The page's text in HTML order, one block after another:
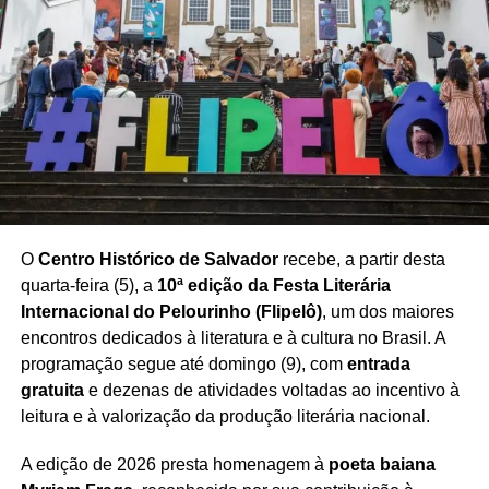
O seminário também destacou a importância da
capacitação profissional para acompanhar as novas
demandas do mercado e utilizar a tecnologia como aliada
na construção de estratégias mais eficientes de
negociação e atendimento.
Com a realização do encontro,Salvador se consolida
como espaço de debate sobre inovação e tendências
para o mercado imobiliário baiano
profissionais e empresas em torno dos desafios e
oportunidades trazidos pela transformação digital.
Redação Saiba+
O Centro Histórico de Salvadorrecebe, a partir desta
quarta-feira (5), a 10ª edição da Festa Literária
Internacional do Pelourinho (Flipelô), um dos maiores
encontros dedicados à literatura e à cultura no Brasil. A
programação segue até domingo (9), com entrada
gratuitae dezenas de atividades voltadas ao incentivo à
leitura e à valorização da produção literária nacional.
A edição de 2026 presta homenagem à poeta baiana